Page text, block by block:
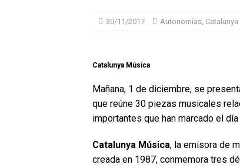
30/11/2017 Autonomías, Catalunya
Catalunya Música
Mañana, 1 de diciembre, se
que reúne 30 piezas musicales
importantes que han marcado el
Catalunya Música, la emisora de
creada en 1987, conmemora tres